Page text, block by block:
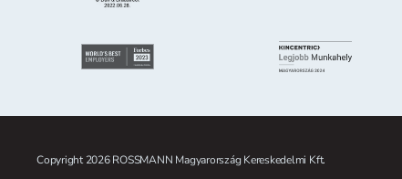
Copyright 2026 ROSSMANN Magyarország Kereskedelmi Kft.